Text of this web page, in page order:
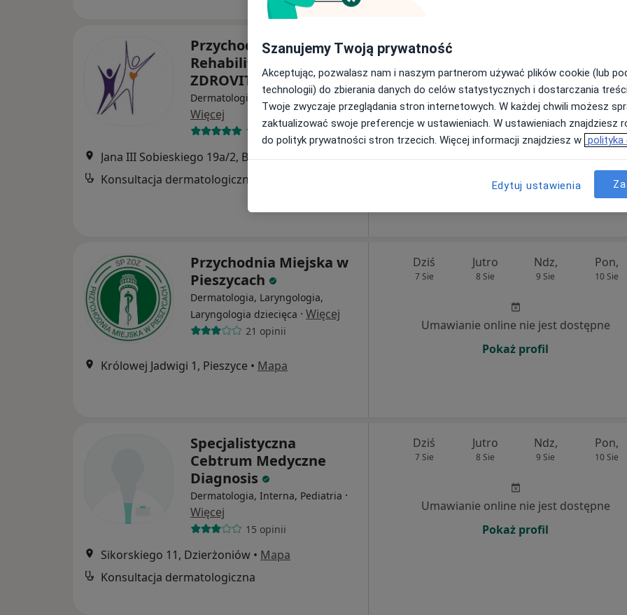
Przychodnia Lekarsko-
Rehabilitacyjna
ZDROVIT
Dermatologia, Chirurgia, Interna·
Więcej
170 opinii
Jana III Sobieskiego 19a/2, Bielawa
Konsultacja dermatologiczna
Dziś
Umawianie online nie jest dostępne
Pokaż profil
Przychodnia Miejska w
Pieszycach
Dermatologia, Laryngologia,
Laryngologia dziecięca · Więcej
21 opinii
Królowej Jadwigi 1, Pieszyce • Mapa
Dziś
7 Sie
Jutro
8 Sie
Ndz,
9 Sie
Pon,
10 Sie
Umawianie online nie jest dostępne
Pokaż profil
Specjalistyczna
Cebtrum Medyczne
Diagnosis
Dermatologia, Interna, Pediatria ·
Więcej
15 opinii
Sikorskiego 11, Dzierżoniów • Mapa
Konsultacja dermatologiczna
Dziś
7 Sie
Jutro
8 Sie
Ndz,
9 Sie
Pon,
10 Sie
Umawianie online nie jest dostępne
Pokaż profil
Szanujemy Twoją prywatność
Akceptując, pozwalasz nam i naszym partnerom używać plików cookie (lub
technologii) do zbierania danych do celów statystycznych i dostarczania
Twoje zwyczaje przeglądania stron internetowych. W każdej chwili możesz
zaktualizować swoje preferencje w ustawieniach. W ustawieniach znajdziesz
do polityk prywatności stron trzecich. Więcej informacji znajdziesz w polityka
Edytuj ustawienia